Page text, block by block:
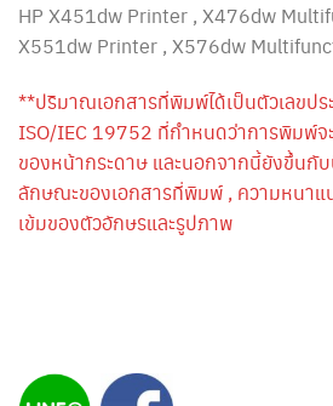
HP X451dw Printer , X476dw
X551dw Printer , X576dw
**ปริมาณเอกสารที่พิมพ์ได้เป็นตัวเลขป
ISO/IEC 19752 ที่กำหนดว่าการพิมพ์
ของหน้ากระดาษ และนอกจากนี้ยังขึ้นกั
ลักษณะของเอกสารที่พิมพ์ , ความหนาแ
เข้มของตัวอักษรและรูปภาพ